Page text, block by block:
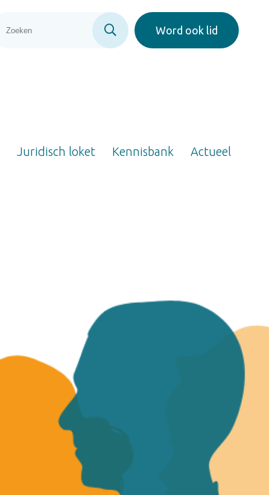
Word ook lid
Juridisch loket Kennisbank Actueel